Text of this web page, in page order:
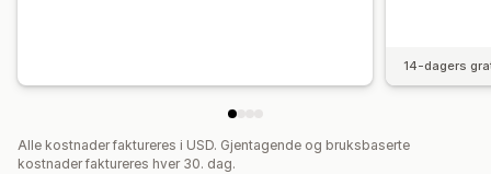
14-dagers
Alle kostnader faktureres i USD. Gjentagende og bruksbaserte
kostnader faktureres hver 30. dag.